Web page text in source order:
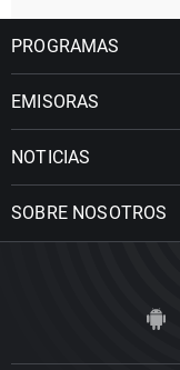
PROGRAMAS
EMISORAS
NOTICIAS
SOBRE NOSOTROS